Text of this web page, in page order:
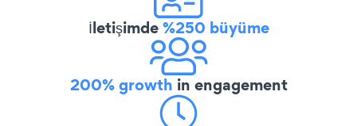
İletişimde%250 büyüme
200% growth in engagement